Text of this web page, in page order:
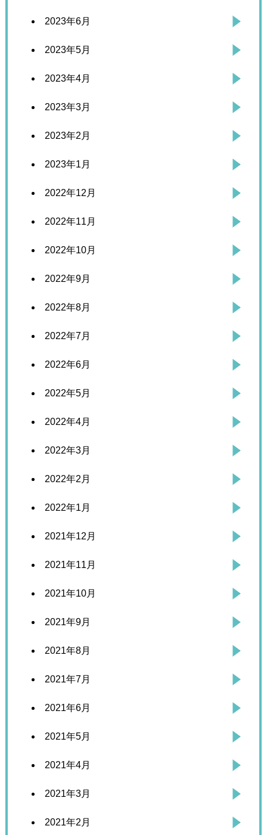
2023年6月
2023年5月
2023年4月
2023年3月
2023年2月
2023年1月
2022年12月
2022年11月
2022年10月
2022年9月
2022年8月
2022年7月
2022年6月
2022年5月
2022年4月
2022年3月
2022年2月
2022年1月
2021年12月
2021年11月
2021年10月
2021年9月
2021年8月
2021年7月
2021年6月
2021年5月
2021年4月
2021年3月
2021年2月